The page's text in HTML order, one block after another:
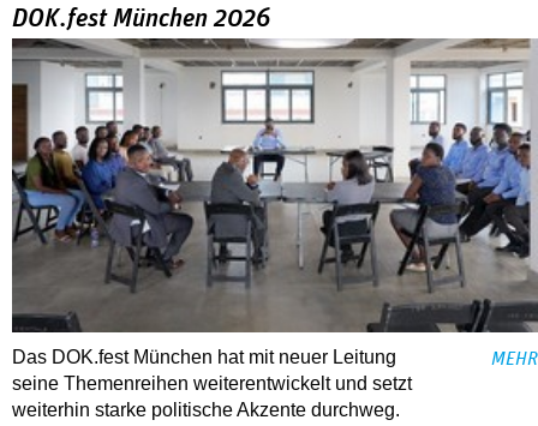
DOK.fest München 2026
Das DOK.fest München hat mit neuer Leitung
seine Themenreihen weiterentwickelt und setzt
weiterhin starke politische Akzente durchweg.
MEHR